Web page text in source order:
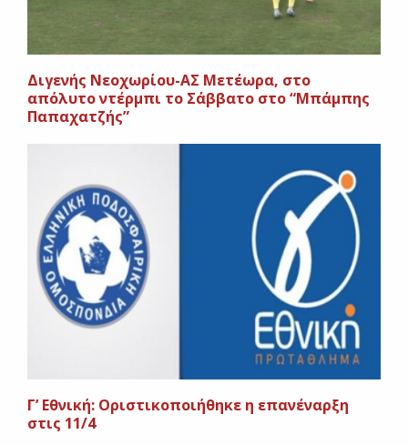
Διγενής Νεοχωρίου-ΑΣ Μετέωρα, στο
απόλυτο ντέρμπι το Σάββατο στο “Μπάμπης
Παπαχατζής”
Γ’ Εθνική: Οριστικοποιήθηκε η επανέναρξη
στις 11/4